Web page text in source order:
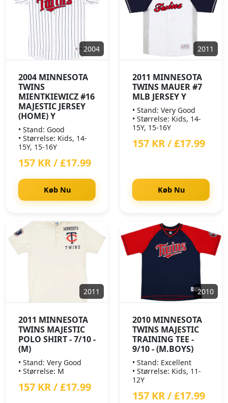
2004
2004 MINNESOTA
TWINS
MIENTKIEWICZ #16
MAJESTIC JERSEY
(HOME) Y
• Stand: Good
• Størrelse: Kids, 14-
15Y, 15-16Y
157 KR / £17.99
Køb Nu
2011
2011 MINNESOTA
TWINS MAUER #7
MLB JERSEY Y
• Stand: Very Good
• Størrelse: Kids, 14-
15Y, 15-16Y
157 KR / £17.99
Køb Nu
2011
2011 MINNESOTA
TWINS MAJESTIC
POLO SHIRT - 7/10 -
(M)
• Stand: Very Good
• Størrelse: M
157 KR / £17.99
2010
2010 MINNESOTA
TWINS MAJESTIC
TRAINING TEE -
9/10 - (M.BOYS)
• Stand: Excellent
• Størrelse: Kids, 11-
12Y
157 KR / £17.99